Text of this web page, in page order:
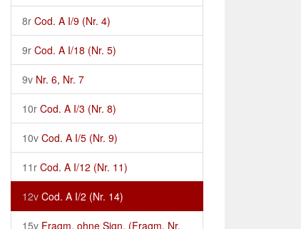
8r Cod. A I/9 (Nr. 4)
9r Cod. A I/18 (Nr. 5)
9v Nr. 6, Nr. 7
10r Cod. A I/3 (Nr. 8)
10v Cod. A I/5 (Nr. 9)
11r Cod. A I/12 (Nr. 11)
12v Cod. A I/2 (Nr. 14)
15v Fragm. ohne Sign. (Fragm. Nr.